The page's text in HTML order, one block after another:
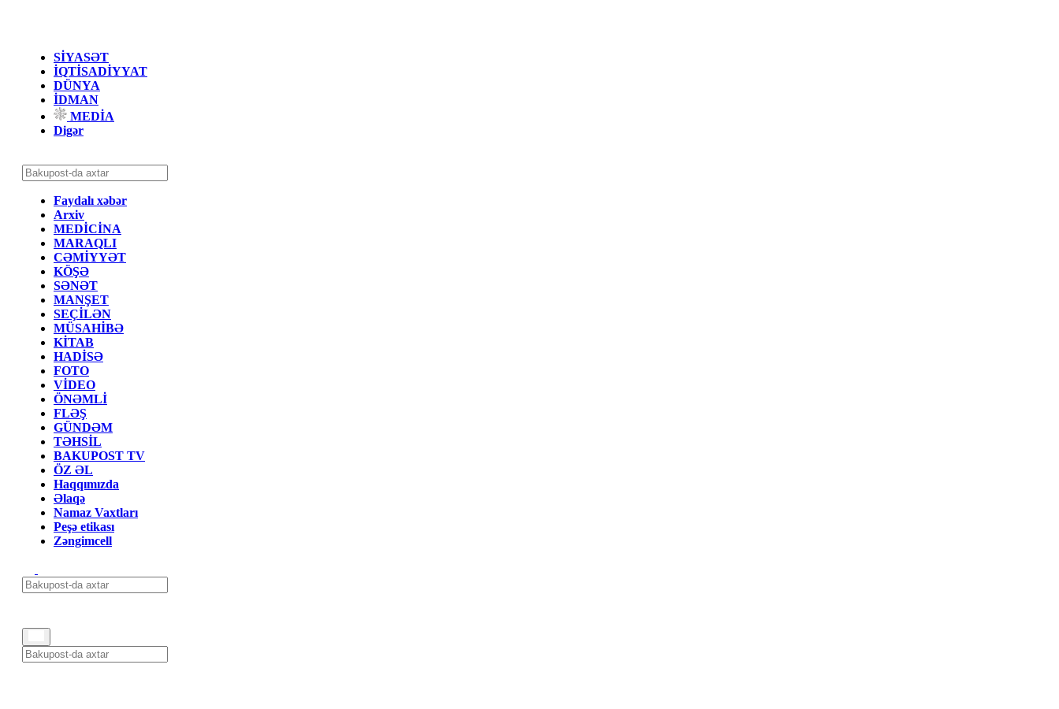
SİYASƏT
İQTİSADİYYAT
DÜNYA
İDMAN
MEDİA
Digər
Faydalı xəbər
Arxiv
MEDİCİNA
MARAQLI
CƏMİYYƏT
KÖŞƏ
SƏNƏT
MANŞET
SEÇİLƏN
MÜSAHİBƏ
KİTAB
HADİSƏ
FOTO
VİDEO
ÖNƏMLİ
FLƏŞ
GÜNDƏM
TƏHSİL
BAKUPOST TV
ÖZ ƏL
Haqqımızda
Əlaqə
Namaz Vaxtları
Peşə etikası
Zəngimcell